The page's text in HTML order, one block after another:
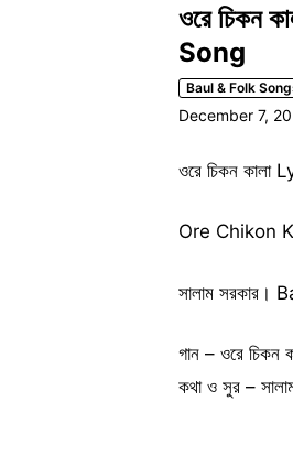
ওরে
Song
Baul & Folk
December 7,
ওরে চিকন কালা
Ore Chikon
সালাম
গান – ওরে চিকন
কথা ও সুর –